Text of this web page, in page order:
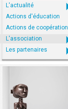
L'actualité
Actions d'éducation
Actions de coopération
L'association
Les partenaires